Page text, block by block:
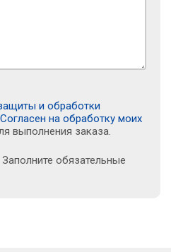
и обработки
Согласен на обработку моих
выполнения заказа.
обязательные